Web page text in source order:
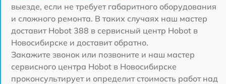
выезде, если не требует габаритного оборудования
и сложного ремонта. В таких случаях наш мастер
доставит Hobot 388 в сервисный центр Hobot в
Новосибирске и доставит обратно.
Закажите звонок или позвоните и наш мастер
сервисного центра Hobot в Новосибирске
проконсультирует и определит стоимость работ над